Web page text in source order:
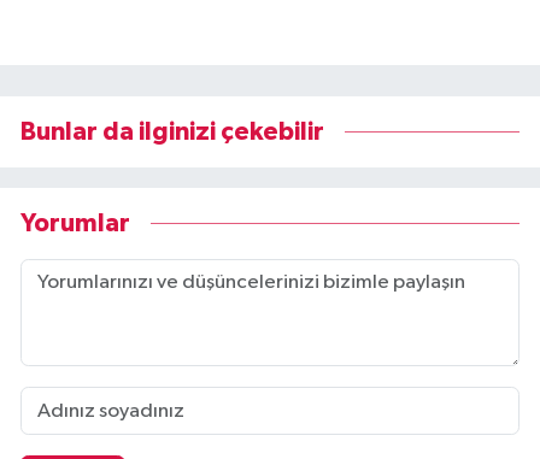
Bunlar da ilginizi çekebilir
Yorumlar